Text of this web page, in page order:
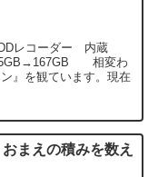
レコーダー 内蔵
相変わ
』を観ています。現在
まえの積みを数え